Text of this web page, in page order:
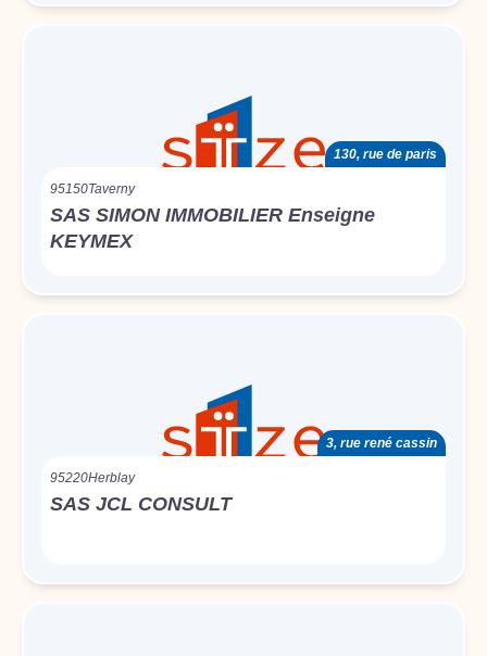
130, rue de paris
95150Taverny
SAS SIMON IMMOBILIER Enseigne
KEYMEX
3, rue rené cassin
95220Herblay
SAS JCL CONSULT